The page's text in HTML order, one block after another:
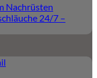
Nachrüsten
24/7 –